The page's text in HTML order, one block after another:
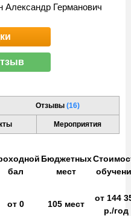
Александр Германович
Отзывы (16)
Мероприятия
бал
Бюджетных
мест
от0 105 мест
от144
р./год